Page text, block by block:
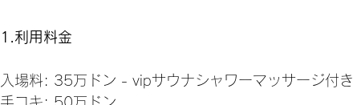
1.利用料金
入場料: 35万ドン - vipサウナシャワーマッサージ付き
手コキ: 50万ドン